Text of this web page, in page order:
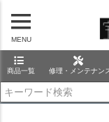
MENU
商品一覧 修理・メンテナン